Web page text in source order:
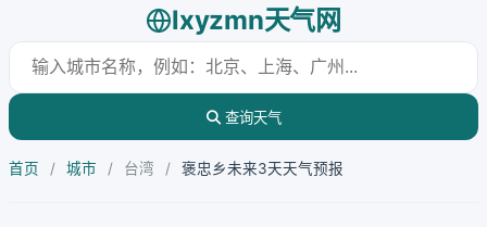
lxyzmn天气网
查询天气
首页 / 城市 / 台湾 / 褒忠乡未来3天天气预报